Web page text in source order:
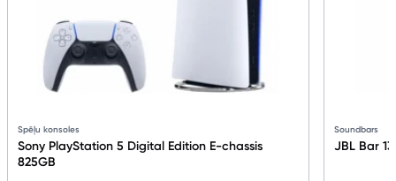
Spēļu konsoles
Sony PlayStation 5 Digital Edition E-chassis
825GB
Soundbars
JBL Bar